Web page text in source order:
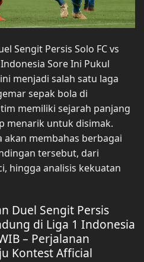
Sengit Persis Solo FC vs
Sore Ini Pukul
menjadi salah satu laga
sepak bola di
memiliki sejarah panjang
menarik untuk disimak.
akan membahas berbagai
tersebut, dari
hingga analisis kekuatan
Duel Sengit Persis
di Liga 1 Indonesia
– Perjalanan
Kontest Afficial